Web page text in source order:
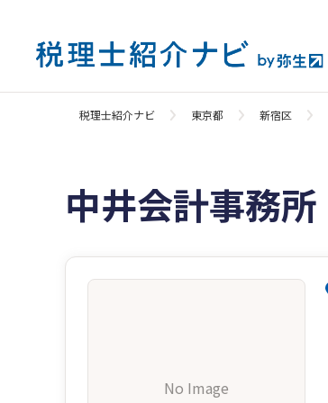
税理士紹介ナビ 東京都 新宿区
中井会計事務所
No Image